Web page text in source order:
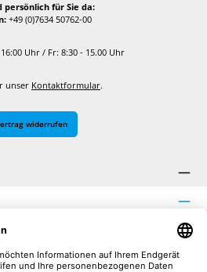
persönlich für Sie da:
+49 (0)7634 50762-00
Uhr / Fr: 8:30 - 15.00 Uhr
unser Kontaktformular.
widerrufen